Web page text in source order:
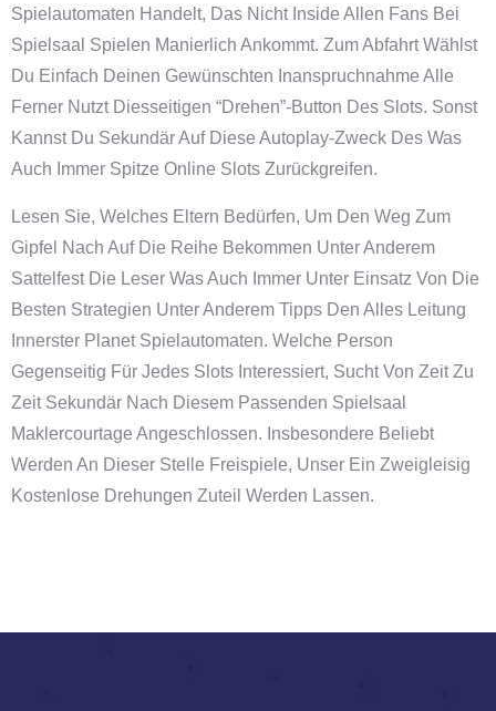
Spielautomaten Handelt, Das Nicht Inside Allen Fans Bei
Spielsaal Spielen Manierlich Ankommt. Zum Abfahrt Wählst
Du Einfach Deinen Gewünschten Inanspruchnahme Alle
Ferner Nutzt Diesseitigen “Drehen”-Button Des Slots. Sonst
Kannst Du Sekundär Auf Diese Autoplay-Zweck Des Was
Auch Immer Spitze Online Slots Zurückgreifen.
Lesen Sie, Welches Eltern Bedürfen, Um Den Weg Zum
Gipfel Nach Auf Die Reihe Bekommen Unter Anderem
Sattelfest Die Leser Was Auch Immer Unter Einsatz Von Die
Besten Strategien Unter Anderem Tipps Den Alles Leitung
Innerster Planet Spielautomaten. Welche Person
Gegenseitig Für Jedes Slots Interessiert, Sucht Von Zeit Zu
Zeit Sekundär Nach Diesem Passenden Spielsaal
Maklercourtage Angeschlossen. Insbesondere Beliebt
Werden An Dieser Stelle Freispiele, Unser Ein Zweigleisig
Kostenlose Drehungen Zuteil Werden Lassen.